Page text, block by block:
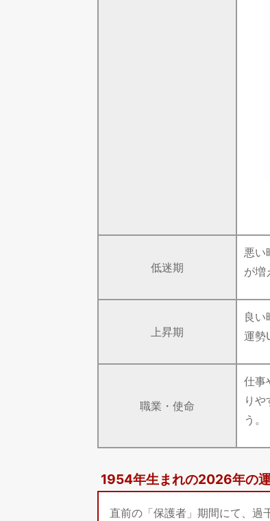
低迷期
悪い
が増
上昇期
良い
運勢
職業・使命
仕事
り
う。
1954年生まれの2026年の
直前の「保護者」期間にて、過